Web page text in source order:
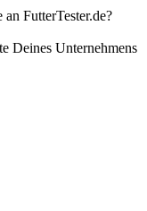
FutterTester.de?
Deines Unternehmens